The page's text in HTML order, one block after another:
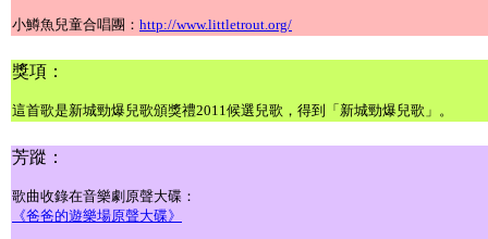
小鱒魚兒童合唱團： http://www.littletrout.org/
獎項：
這首歌是新城勁爆兒歌頒獎禮2011候選兒歌，得到「新城勁爆兒歌」。
芳蹤：
歌曲收錄在音樂劇原聲大碟：
《爸爸的遊樂場原聲大碟》